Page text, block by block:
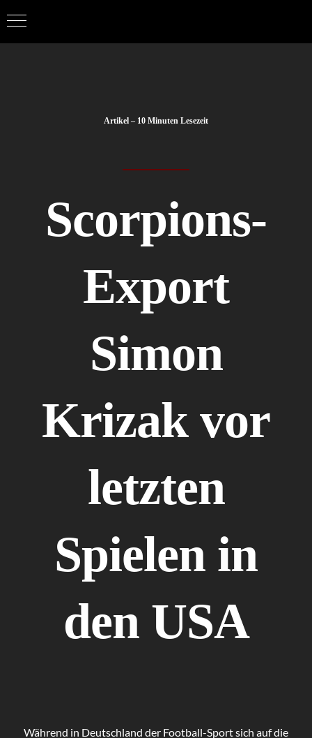
Artikel – 10 Minuten Lesezeit
Scorpions-
Export
Simon
Krizak vor
letzten
Spielen in
den USA
Während in Deutschland der Football-Sport sich auf die